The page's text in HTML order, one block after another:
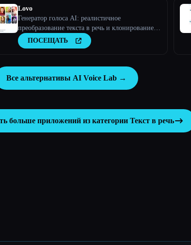
Lovo
Генератор голоса AI: реалистичное
преобразование текста в речь и клонирование
голосаПОСЕЩАТЬ
Все альтернативы AI Voice Lab →
больше приложений из категории Текст в речь